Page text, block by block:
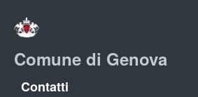
Comune di Genova
Contatti